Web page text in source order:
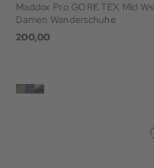
Maddox Pro GORE TEX Mid Ws
Damen Wanderschuhe
200,00